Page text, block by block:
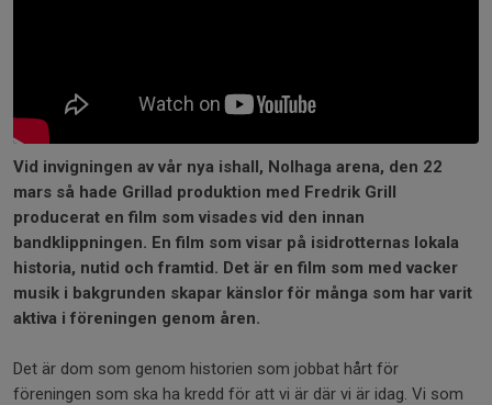
Vid invigningen av vår nya ishall, Nolhaga arena, den 22
mars så hade Grillad produktion med Fredrik Grill
producerat en film som visades vid den innan
bandklippningen. En film som visar på isidrotternas lokala
historia, nutid och framtid. Det är en film som med vacker
musik i bakgrunden skapar känslor för många som har varit
aktiva i föreningen genom åren.
Det är dom som genom historien som jobbat hårt för
föreningen som ska ha kredd för att vi är där vi är idag. Vi som